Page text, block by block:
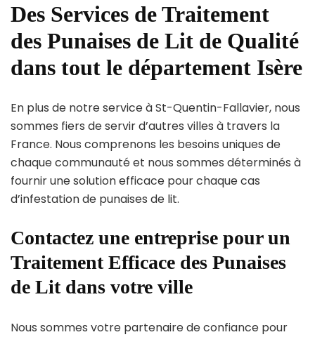
Des Services de Traitement
des Punaises de Lit de Qualité
dans tout le département Isère
En plus de notre service à St-Quentin-Fallavier, nous
sommes fiers de servir d’autres villes à travers la
France. Nous comprenons les besoins uniques de
chaque communauté et nous sommes déterminés à
fournir une solution efficace pour chaque cas
d’infestation de punaises de lit.
Contactez une entreprise pour un
Traitement Efficace des Punaises
de Lit dans votre ville
Nous sommes votre partenaire de confiance pour